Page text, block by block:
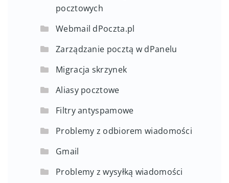
pocztowych
Webmail dPoczta.pl
Zarządzanie pocztą w dPanelu
Migracja skrzynek
Aliasy pocztowe
Filtry antyspamowe
Problemy z odbiorem wiadomości
Gmail
Problemy z wysyłką wiadomości